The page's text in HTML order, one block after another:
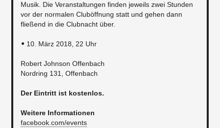
Musik. Die Veranstaltungen finden jeweils zwei Stunden
vor der normalen Cluböffnung statt und gehen dann
fließend in die Clubnacht über.
10. März 2018, 22 Uhr
Robert Johnson Offenbach
Nordring 131, Offenbach
Der Eintritt ist kostenlos.
Weitere Informationen
facebook.com/events